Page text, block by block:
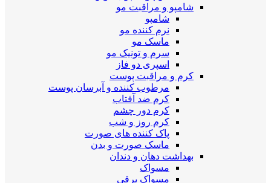
شامپو و مراقبت مو
شامپو
نرم کننده مو
ماسک مو
سرم و تونیک مو
اسپری دو فاز
کرم و مراقبت پوست
مرطوب کننده و آبرسان پوست
کرم ضد آفتاب
کرم دور چشم
کرم روز و شب
پاک کننده های صورت
ماسک صورت و بدن
بهداشت دهان و دندان
مسواک
مسواک برقی